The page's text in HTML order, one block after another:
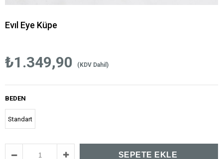
Evıl Eye Küpe
₺1.349,90 (KDV Dahil)
BEDEN
Standart